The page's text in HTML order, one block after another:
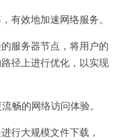
效地加速网络服务。
服务器节点，将用户的
径上进行优化，以实现
的网络访问体验。
大规模文件下载，